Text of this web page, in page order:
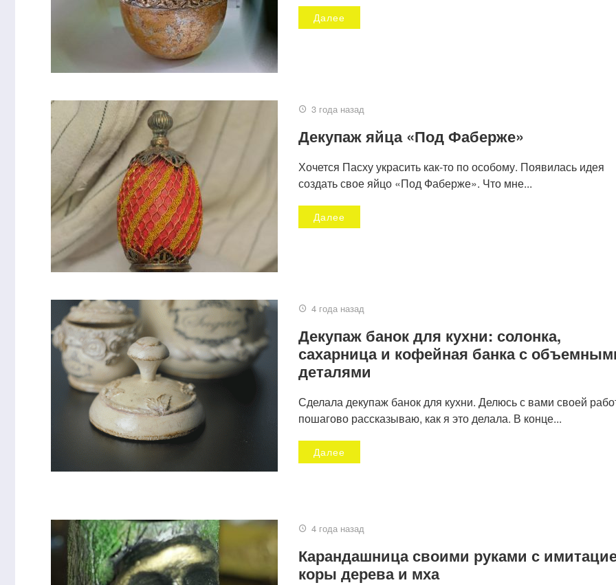
Далее
3 года назад
Декупаж яйца «Под Фаберже»
Хочется Пасху украсить как-то по особому. Появилась идея
создать свое яйцо «Под Фаберже». Что мне...
Далее
4 года назад
Декупаж банок для кухни: солонка,
сахарница и кофейная банка с
деталями
Сделала декупаж банок для кухни. Делюсь с вами своей
пошагово рассказываю, как я это делала. В конце...
Далее
4 года назад
Карандашница своими руками с
коры дерева и мха
Декор банки из-под какао Масса для папье маше